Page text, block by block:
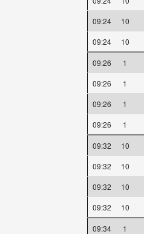
09:24
10
09:24
10
09:26 1
09:26
1
09:26
1
09:26
1
09:32 10
09:32
10
09:32
10
09:32
10
09:34 1